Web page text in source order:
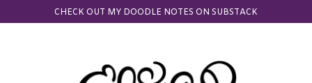
CHECK OUT MY DOODLE NOTES ON SUBSTACK